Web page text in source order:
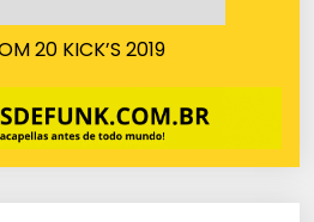
20 KICK’S 2019